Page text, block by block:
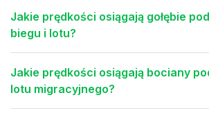
Jakie prędkości osiągają gołębie
biegu i lotu?
Jakie prędkości osiągają bociany
lotu migracyjnego?